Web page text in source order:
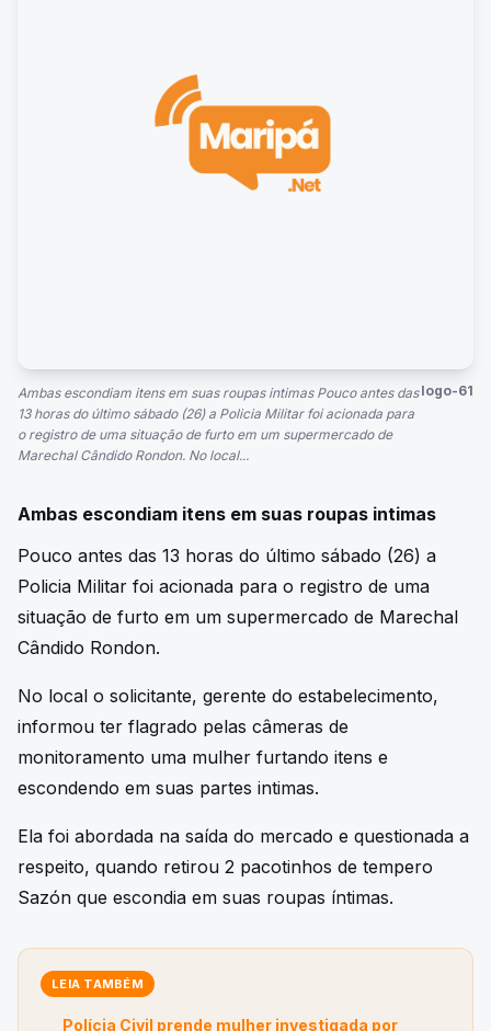
Ambas escondiam itens em suas roupas intimas Pouco antes das
13 horas do último sábado (26) a Policia Militar foi acionada para
o registro de uma situação de furto em um supermercado de
Marechal Cândido Rondon. No local...
logo-61
Ambas escondiam itens em suas roupas intimas
Pouco antes das 13 horas do último sábado (26) a
Policia Militar foi acionada para o registro de uma
situação de furto em um supermercado de Marechal
Cândido Rondon.
No local o solicitante, gerente do estabelecimento,
informou ter flagrado pelas câmeras de
monitoramento uma mulher furtando itens e
escondendo em suas partes intimas.
Ela foi abordada na saída do mercado e questionada a
respeito, quando retirou 2 pacotinhos de tempero
Sazón que escondia em suas roupas íntimas.
LEIA TAMBÉM
Polícia Civil prende mulher investigada por